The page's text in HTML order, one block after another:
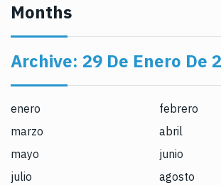
Months
Archive: 29 De Enero De
enero
febrero
marzo
abril
mayo
junio
julio
agosto